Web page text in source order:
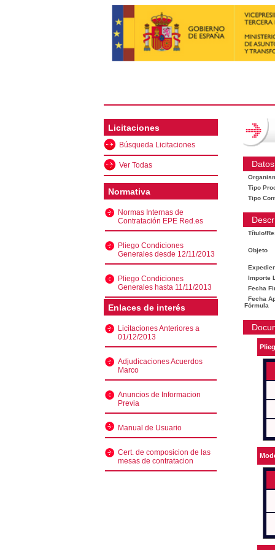
Licitaciones
Búsqueda Licitaciones
Ver Todas
Normativa
Normas Internas de
Contratación EPE Red.es
Pliego Condiciones
Generales desde 12/11/2013
Pliego Condiciones
Generales hasta 11/11/2013
Enlaces de interés
Licitaciones Anteriores a
01/12/2013
Adjudicaciones Acuerdos
Marco
Anuncios de Informacion
Previa
Manual de Usuario
Cert. de composicion de las
mesas de contratacion
Tipo
Tipo
Título/
Objeto
Importe
Fecha
Fecha
Fórmula